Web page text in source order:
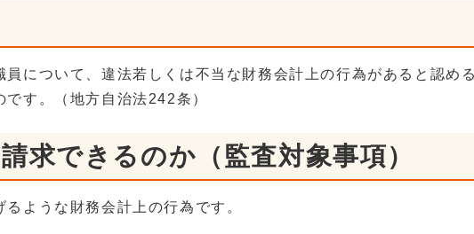
について、違法若しくは不当な財務会計上の行為があると認め
す。（地方自治法242条）
求できるのか（監査対象事項）
ような財務会計上の行為です。